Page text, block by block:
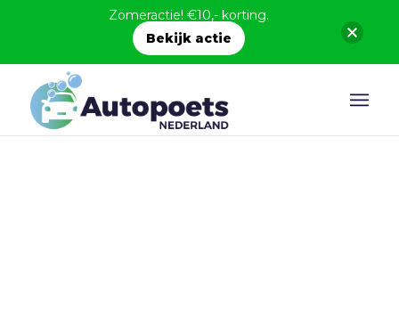
Zomeractie! €10,- korting.
Bekijk actie